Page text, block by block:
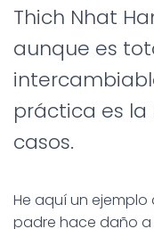
Thich Nhat
aunque es
práctica es
casos.
He aquí un
padre hace daño a